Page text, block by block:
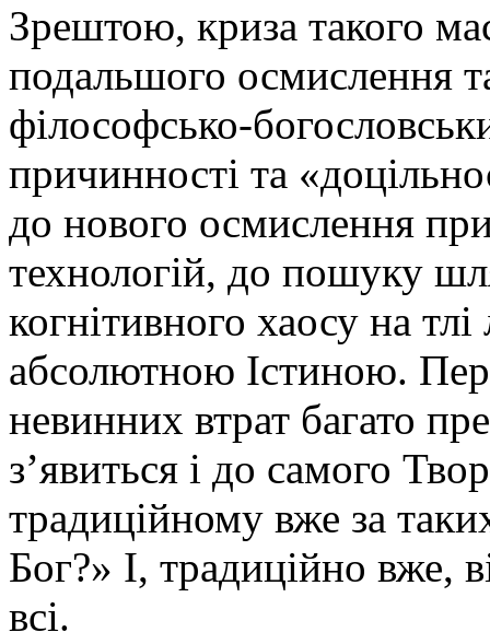
Зрештою, криза такого
подальшого осмислення
філософсько-
причинності та
до нового осмислення
технологій, до пошуку
когнітивного хаосу на
абсолютною Істиною.
невинних втрат багато
з’явиться і до самого
традиційному вже за
Бог?» І, традиційно вже,
всі.